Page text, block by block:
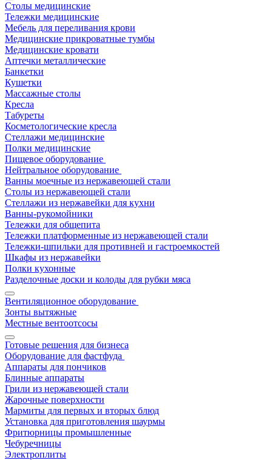
Столы медицинские
Тележки медицинские
Мебель для переливания крови
Медицинские прикроватные тумбы
Медицинские кровати
Аптечки металлические
Банкетки
Кушетки
Массажные столы
Кресла
Табуреты
Косметологические кресла
Стеллажи медицинские
Полки медицинские
Пищевое оборудование
Нейтральное оборудование
Ванны моечные из нержавеющей стали
Столы из нержавеющей стали
Стеллажи из нержавейки для кухни
Ванны-рукомойники
Тележки для общепита
Тележки платформенные из нержавеющей стали
Тележки-шпильки для противней и гастроемкостей
Шкафы из нержавейки
Полки кухонные
Разделочные доски и колоды для рубки мяса
Вентиляционное оборудование
Зонты вытяжные
Местные вентоотсосы
Готовые решения для бизнеса
Оборудование для фастфуда
Аппараты для пончиков
Блинные аппараты
Грили из нержавеющей стали
Жарочные поверхности
Мармиты для первых и вторых блюд
Установка для приготовления шаурмы
Фритюрницы промышленные
Чебуречницы
Электроплиты